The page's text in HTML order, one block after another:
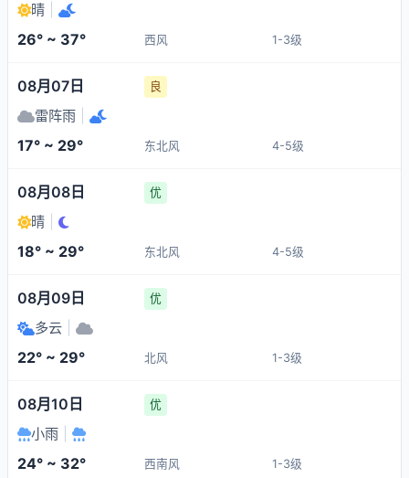
晴
26° ~ 37° 西风 1-3级
08月07日 良
雷阵雨
17° ~ 29° 东北风 4-5级
08月08日 优
晴
18° ~ 29° 东北风 4-5级
08月09日 优
多云
22° ~ 29° 北风 1-3级
08月10日 优
小雨
24° ~ 32° 西南风 1-3级